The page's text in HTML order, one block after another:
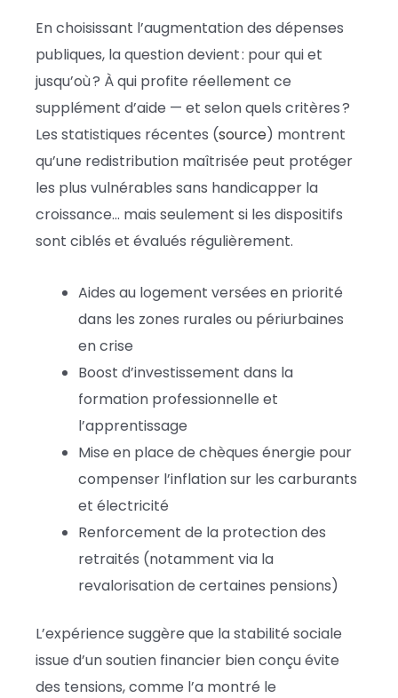
En choisissant l’augmentation des dépenses
publiques, la question devient : pour qui et
jusqu’où ? À qui profite réellement ce
supplément d’aide — et selon quels critères ?
Les statistiques récentes (source) montrent
qu’une redistribution maîtrisée peut protéger
les plus vulnérables sans handicapper la
croissance… mais seulement si les dispositifs
sont ciblés et évalués régulièrement.
Aides au logement versées en priorité
dans les zones rurales ou périurbaines
en crise
Boost d’investissement dans la
formation professionnelle et
l’apprentissage
Mise en place de chèques énergie pour
compenser l’inflation sur les carburants
et électricité
Renforcement de la protection des
retraités (notamment via la
revalorisation de certaines pensions)
L’expérience suggère que la stabilité sociale
issue d’un soutien financier bien conçu évite
des tensions, comme l’a montré le